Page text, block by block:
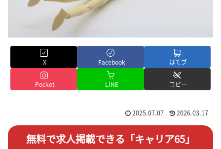
X Facebook はてブ
Pocket LINE コピー
2025.07.07 2026.03.17
無料で求人掲載できる「キャリア65」